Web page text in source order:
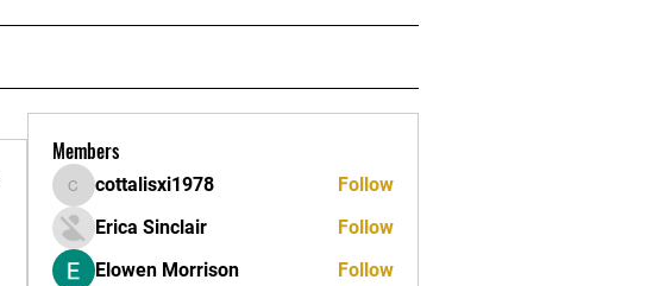
Members
cottalisxi1978
cottalisxi1978
Follow
Erica Sinclair
Follow
Elowen Morrison
Follow